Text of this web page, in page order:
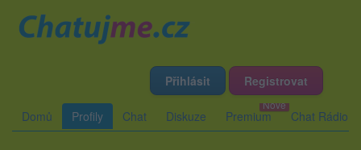
Přihlásit Registrovat
Domů Profily Chat Diskuze Premium Chat Rádio